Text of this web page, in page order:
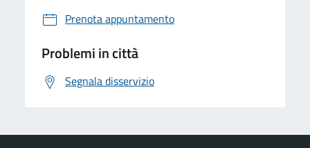
Prenota appuntamento
Problemi in città
Segnala disservizio